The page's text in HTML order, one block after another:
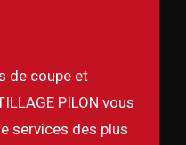
de coupe et
PILON vous
services des plus